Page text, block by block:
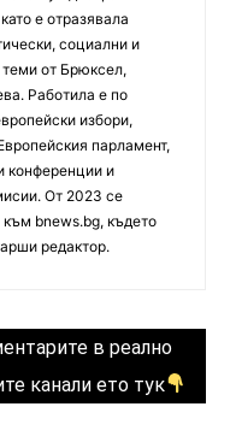
е отразявала
социални и
от Брюксел,
Работила е по
избори,
парламент,
конференции и
От 2023 се
bnews.bg, където
редактор.
в реално
канали ето тук